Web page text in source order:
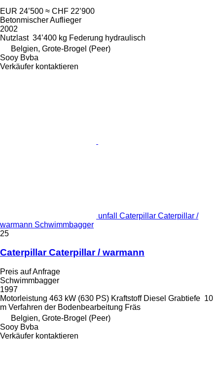
EUR 24’500 ≈ CHF 22’900
Betonmischer Auflieger
2002
Nutzlast 34’400 kg Federung hydraulisch
Belgien, Grote-Brogel (Peer)
Sooy Bvba
Verkäufer kontaktieren
unfall Caterpillar Caterpillar /
warmann Schwimmbagger
25
Caterpillar Caterpillar / warmann
Preis auf Anfrage
Schwimmbagger
1997
Motorleistung 463 kW (630 PS) Kraftstoff Diesel Grabtiefe 10
m Verfahren der Bodenbearbeitung Fräs
Belgien, Grote-Brogel (Peer)
Sooy Bvba
Verkäufer kontaktieren